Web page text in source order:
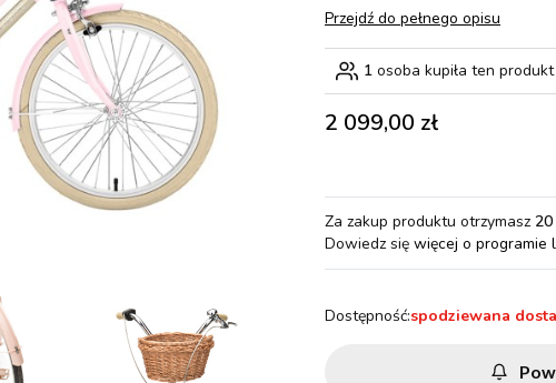
Przejdź do pełnego opisu
1 osoba kupiła ten produkt
Cena
2 099,00 zł
Za zakup produktu otrzymasz
Dowiedz się więcej o programie
Dostępność:spodziewana